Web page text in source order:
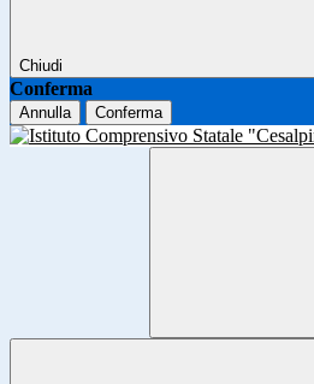
Chiudi
Conferma
Annulla Conferma